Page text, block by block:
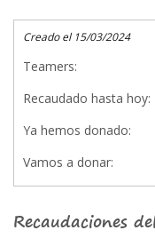
Creado el 15/03/2024
Teamers:
Recaudado hasta hoy:
Ya hemos donado:
Vamos a donar:
Recaudaciones